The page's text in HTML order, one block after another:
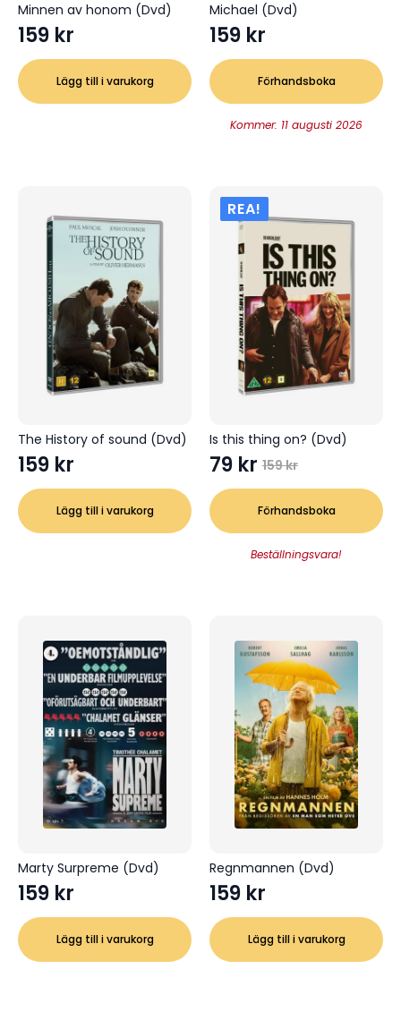
Minnen av honom (Dvd)
159 kr
Lägg till i varukorg
Michael (Dvd)
159 kr
Förhandsboka
Kommer: 11 augusti 2026
The History of sound (Dvd)
159 kr
Lägg till i varukorg
REA!
Is this thing on? (Dvd)
159kr
Det
ursprungliga
priset
159 kr.
79 kr
Det
nuvarande
priset
79 kr.
Förhandsboka
Beställningsvara!
Marty Surpreme (Dvd)
159 kr
Lägg till i varukorg
Regnmannen (Dvd)
159 kr
Lägg till i varukorg